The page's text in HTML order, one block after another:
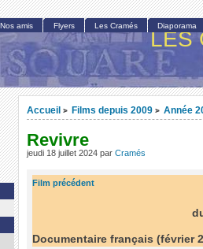
LES
Accueil > Films depuis 2009 > Année
Revivre
jeudi 18 juillet 2024 par Cramés
Film précédent
Documentaire français (février
Nos amis Flyers Les Cramés Diaporama